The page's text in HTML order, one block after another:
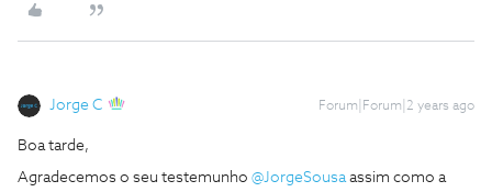
Jorge C Forum|Forum|2 years ago
Boa tarde,
Agradecemos o seu testemunho @JorgeSousaassim como a